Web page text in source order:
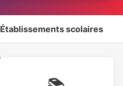
Établissements scolaires